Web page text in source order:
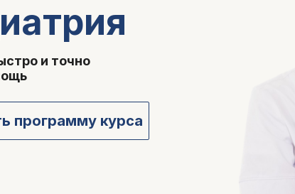
и точно
программу курса